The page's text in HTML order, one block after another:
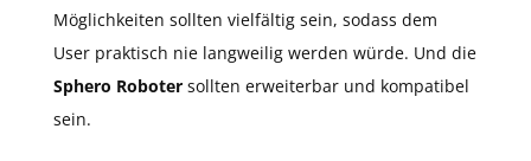
Möglichkeiten sollten vielfältig sein, sodass dem
User praktisch nie langweilig werden würde. Und die
Sphero Roboter sollten erweiterbar und kompatibel
sein.